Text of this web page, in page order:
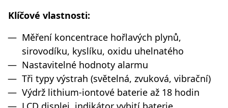
Klíčové vlastnosti:
Měření koncentrace hořlavých plynů,
sirovodíku, kyslíku, oxidu uhelnatého
Nastavitelné hodnoty alarmu
Tři typy výstrah (světelná, zvuková, vibrační)
Výdrž lithium-iontové baterie až 18 hodin